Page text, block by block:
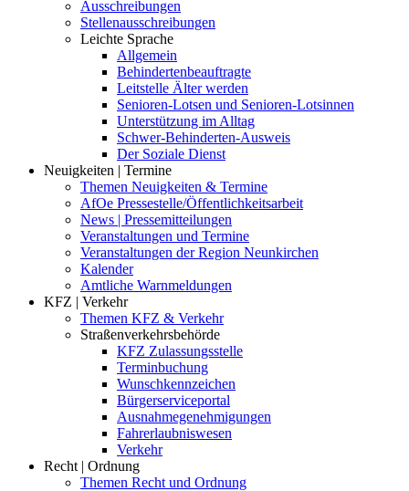
Ausschreibungen
Stellenausschreibungen
Leichte Sprache
Allgemein
Behindertenbeauftragte
Leitstelle Älter werden
Senioren-Lotsen und Senioren-Lotsinnen
Unterstützung im Alltag
Schwer-Behinderten-Ausweis
Der Soziale Dienst
Neuigkeiten | Termine
Themen Neuigkeiten & Termine
AfOe Pressestelle/Öffentlichkeitsarbeit
News | Pressemitteilungen
Veranstaltungen und Termine
Veranstaltungen der Region Neunkirchen
Kalender
Amtliche Warnmeldungen
KFZ | Verkehr
Themen KFZ & Verkehr
Straßenverkehrsbehörde
KFZ Zulassungsstelle
Terminbuchung
Wunschkennzeichen
Bürgerserviceportal
Ausnahmegenehmigungen
Fahrerlaubniswesen
Verkehr
Recht | Ordnung
Themen Recht und Ordnung